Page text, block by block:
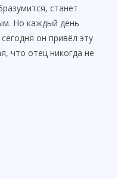
станет
Но каждый день
он привёл эту
что отец никогда не